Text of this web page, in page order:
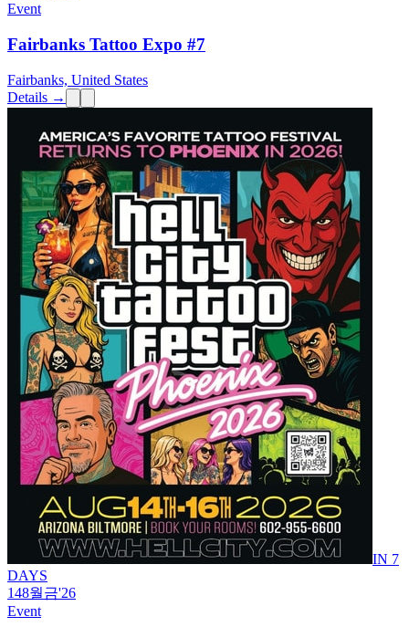
Event
Fairbanks Tattoo Expo #7
Fairbanks, United States
Details →
IN 7
DAYS
148월금'26
Event